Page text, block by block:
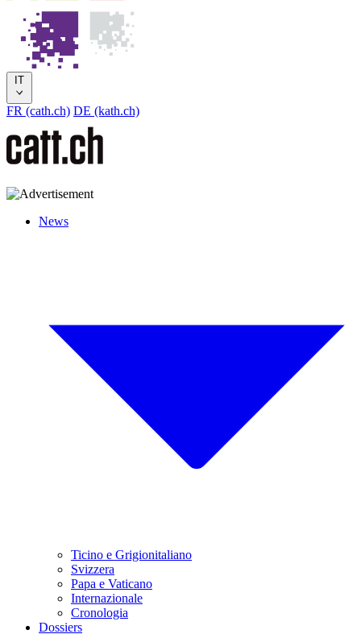
IT
FR (cath.ch) DE (kath.ch)
News
Ticino e Grigionitaliano
Svizzera
Papa e Vaticano
Internazionale
Cronologia
Dossiers